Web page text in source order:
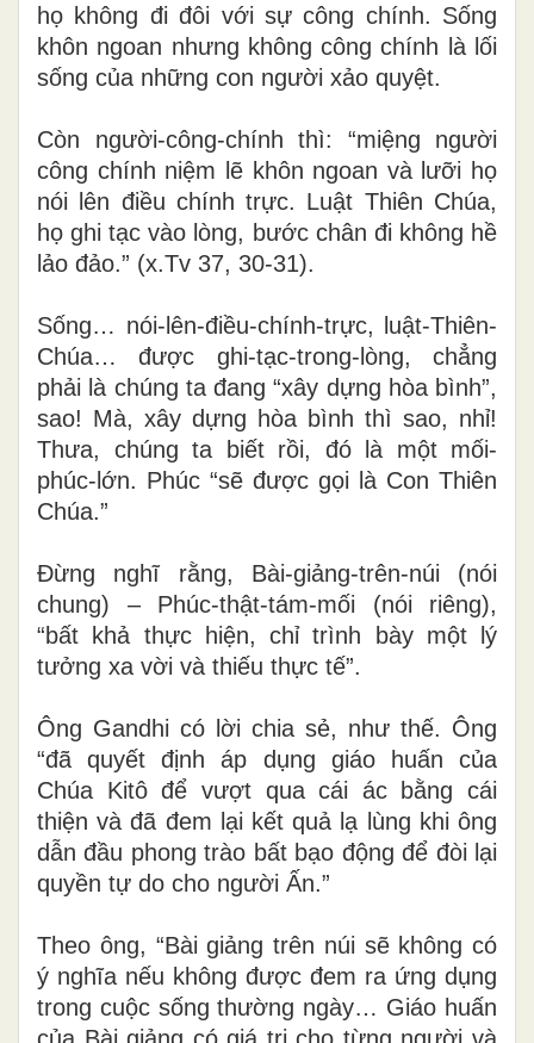
họ không đi đôi với sự công chính. Sống
khôn ngoan nhưng không công chính là lối
sống của những con người xảo quyệt.
Còn người-công-chính thì: “miệng người
công chính niệm lẽ khôn ngoan và lưỡi họ
nói lên điều chính trực. Luật Thiên Chúa,
họ ghi tạc vào lòng, bước chân đi không hề
lảo đảo.” (x.Tv 37, 30-31).
Sống… nói-lên-điều-chính-trực, luật-Thiên-
Chúa… được ghi-tạc-trong-lòng, chẳng
phải là chúng ta đang “xây dựng hòa bình”,
sao! Mà, xây dựng hòa bình thì sao, nhỉ!
Thưa, chúng ta biết rồi, đó là một mối-
phúc-lớn. Phúc “sẽ được gọi là Con Thiên
Chúa.”
Đừng nghĩ rằng, Bài-giảng-trên-núi (nói
chung) – Phúc-thật-tám-mối (nói riêng),
“bất khả thực hiện, chỉ trình bày một lý
tưởng xa vời và thiếu thực tế”.
Ông Gandhi có lời chia sẻ, như thế. Ông
“đã quyết định áp dụng giáo huấn của
Chúa Kitô để vượt qua cái ác bằng cái
thiện và đã đem lại kết quả lạ lùng khi ông
dẫn đầu phong trào bất bạo động để đòi lại
quyền tự do cho người Ấn.”
Theo ông, “Bài giảng trên núi sẽ không có
ý nghĩa nếu không được đem ra ứng dụng
trong cuộc sống thường ngày… Giáo huấn
của Bài giảng có giá trị cho từng người và